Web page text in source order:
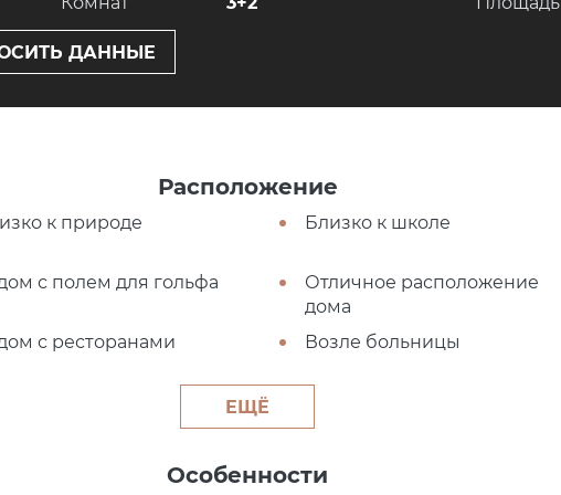
ДАННЫЕ
Расположение
к природе Близко к школе
с полем для гольфа
Отличное расположение
дома
с ресторанами Возле больницы
ЕЩЁ
Особенности